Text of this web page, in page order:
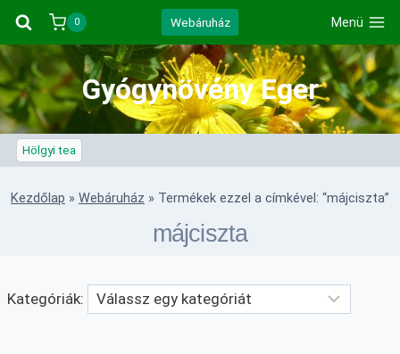
Skip
content
0 Webáruház Menü
Gyógynövény Eger
Hölgyi tea
Kezdőlap » Webáruház » Termékek ezzel a címkével: “májciszta”
májciszta
Kategóriák: